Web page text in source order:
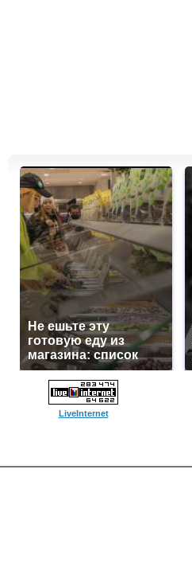
Не ешьте эту
готовую еду из
магазина: список
LiveInternet